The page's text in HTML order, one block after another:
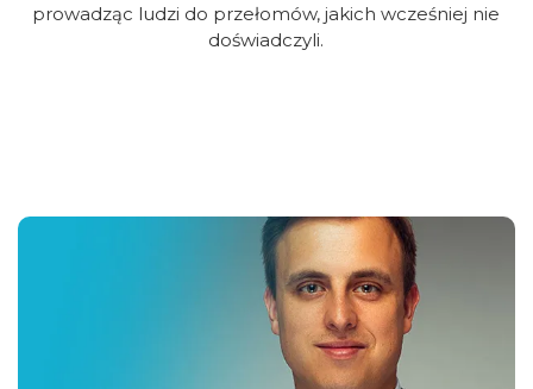
prowadząc ludzi do przełomów, jakich wcześniej nie
doświadczyli.